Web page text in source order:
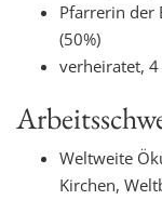
Pfarrerin der
(50%)
verheiratet, 4
Weltweite
Kirchen,